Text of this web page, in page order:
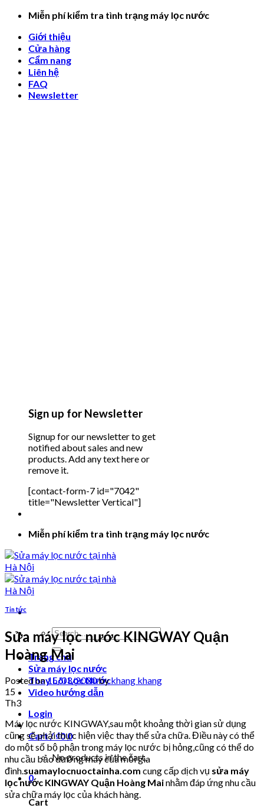
Skip
content
Miễn phí kiểm tra tình trạng máy lọc nước
Giới thiệu
Cửa hàng
Cẩm nang
Liên hệ
FAQ
Newsletter
Sign up for Newsletter
Signup for our newsletter to get
notified about sales and new
products. Add any text here or
remove it.
[contact-form-7 id="7042"
title="Newsletter Vertical"]
Miễn phí kiểm tra tình trạng máy lọc nước
Search
for:
Trang chủ
Sửa máy lọc nước
Thay Lõi Lọc Nước
Video hướng dẫn
Login
Cart /₫00
No products in the cart.
0
Cart
Tin tức
Sửa máy lọc nước KINGWAY Quận
Hoàng Mai
Posted on15/03/2020bykhang khang
15
Th3
Máy lọc nước KINGWAY,sau một khoảng thời gian sử dụng
cũng sẽ phải thực hiện việc thay thế sửa chữa. Điều này có thể
do một số bộ phận trong máy lọc nước bị hỏng,cũng có thể do
nhu cầu bảo dưỡng máy của mỗi gia
đình.suamaylocnuoctainha.com cung cấp dịch vụ sửa máy
lọc nước KINGWAY Quận Hoàng Mainhằm đáp ứng nhu cầu
sửa chữa máy lọc của khách hàng.